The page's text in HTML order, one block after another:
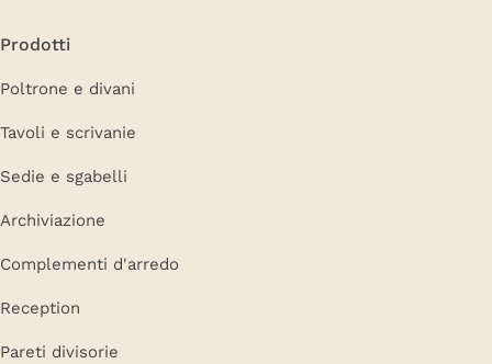
Prodotti
Poltrone e divani
Tavoli e scrivanie
Sedie e sgabelli
Archiviazione
Complementi d'arredo
Reception
Pareti divisorie